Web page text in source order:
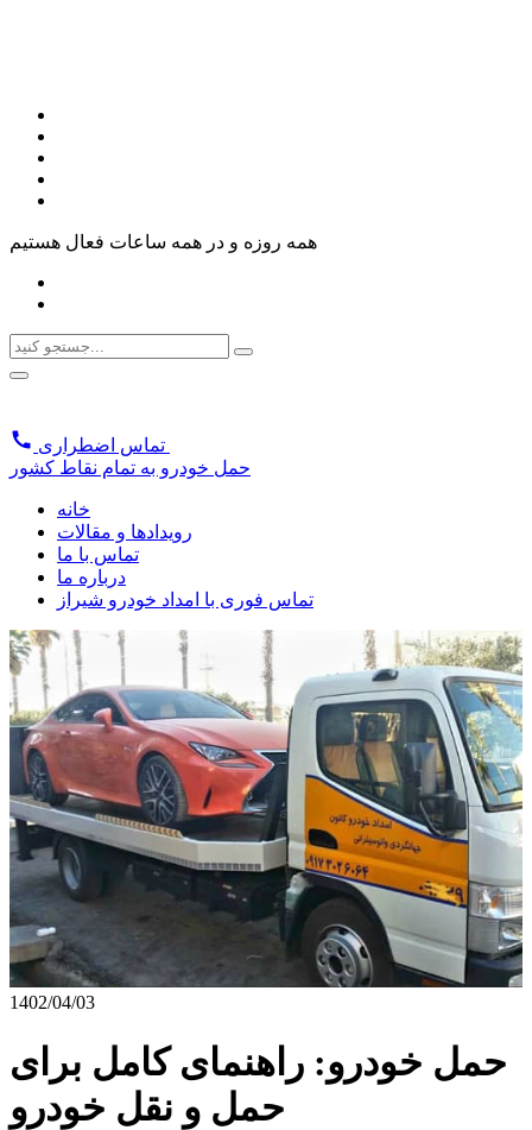
همه روزه و در همه ساعات فعال هستیم
تماس اضطراری
حمل خودرو به تمام نقاط کشور
خانه
رویدادها و مقالات
تماس با ما
درباره ما
تماس فوری با امداد خودرو شیراز
1402/04/03
حمل خودرو: راهنمای کامل برای
حمل و نقل خودرو